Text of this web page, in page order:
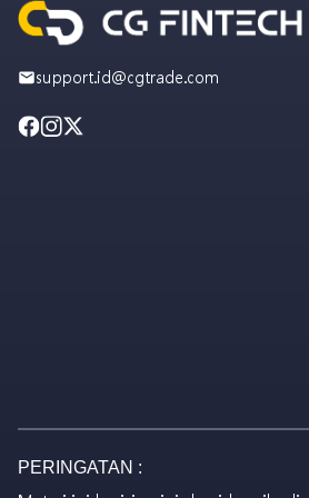
support.id@cgtrade.com
PERINGATAN :